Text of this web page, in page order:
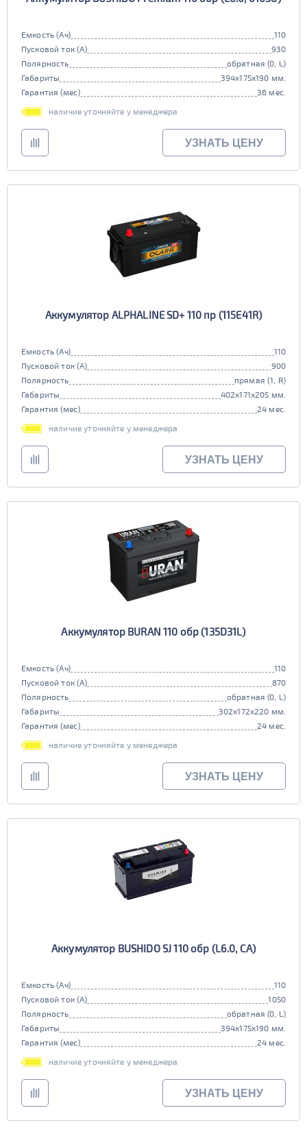
Емкость (Ач)
110
Пусковой ток (А)
930
Полярность
обратная (0, L)
Габариты
394x175x190 мм.
Гарантия (мес)
36 мес.
наличие уточняйте у менеджера
УЗНАТЬ ЦЕНУ
Аккумулятор ALPHALINE SD+ 110 пр (115E41R)
Емкость (Ач)
110
Пусковой ток (А)
900
Полярность
прямая (1, R)
Габариты
402x171x205 мм.
Гарантия (мес)
24 мес.
наличие уточняйте у менеджера
УЗНАТЬ ЦЕНУ
Аккумулятор BURAN 110 обр (135D31L)
Емкость (Ач)
110
Пусковой ток (А)
870
Полярность
обратная (0, L)
Габариты
302x172x220 мм.
Гарантия (мес)
24 мес.
наличие уточняйте у менеджера
УЗНАТЬ ЦЕНУ
Аккумулятор BUSHIDO SJ 110 обр (L6.0, CA)
Емкость (Ач)
110
Пусковой ток (А)
1050
Полярность
обратная (0, L)
Габариты
394x175x190 мм.
Гарантия (мес)
24 мес.
наличие уточняйте у менеджера
УЗНАТЬ ЦЕНУ